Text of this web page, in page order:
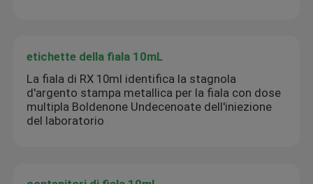
etichette della fiala 10mL
La fiala di RX 10ml identifica la stagnola
d'argento stampa metallica per la fiala con dose
multipla Boldenone Undecenoate dell'iniezione
del laboratorio